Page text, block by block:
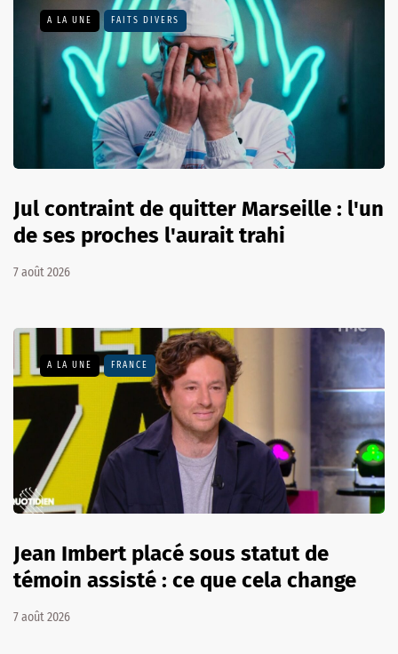
A LA UNE FAITS DIVERS
Jul contraint de quitter Marseille : l'un
de ses proches l'aurait trahi
7 août 2026
A LA UNE FRANCE
Jean Imbert placé sous statut de
témoin assisté : ce que cela change
7 août 2026